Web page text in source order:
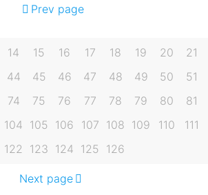
Prev page
14 15 16 17 18 19 20 21
44 45 46 47 48 49 50 51
74 75 76 77 78 79 80 81
104 105 106 107 108 109 110 111
122 123 124 125 126
Next page